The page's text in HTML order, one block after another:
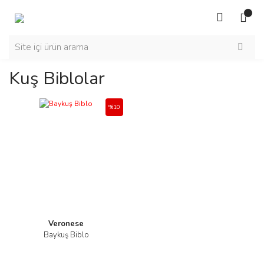
Kuş Biblolar
Veronese
Baykuş Biblo
%10